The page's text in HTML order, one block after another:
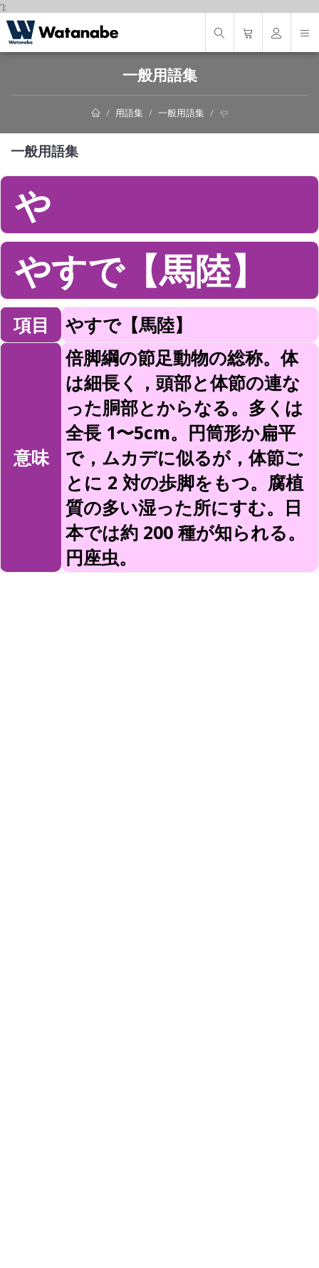
');
一般用語集
用語集 一般用語集 や
一般用語集
や
やすで【馬陸】
項目 やすで【馬陸】
意味
倍脚綱の節足動物の総称。体
は細長く，頭部と体節の連な
った胴部とからなる。多くは
全長 1〜5cm。円筒形か扁平
で，ムカデに似るが，体節ご
とに 2 対の歩脚をもつ。腐植
質の多い湿った所にすむ。日
本では約 200 種が知られる。
円座虫。